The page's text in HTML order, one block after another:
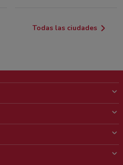
Todas las ciudades